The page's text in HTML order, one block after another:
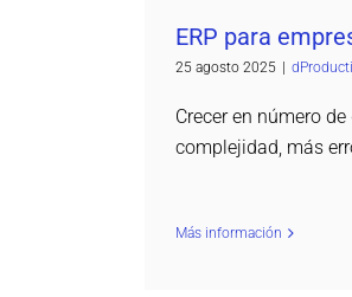
ERP para
25 agosto 2025
Crecer en número
complejidad, más
Más información